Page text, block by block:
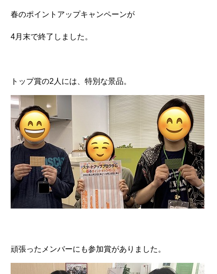
春のポイントアップキャンペーンが
4月末で終了しました。
トップ賞の2人には、特別な景品。
頑張ったメンバーにも参加賞がありました。